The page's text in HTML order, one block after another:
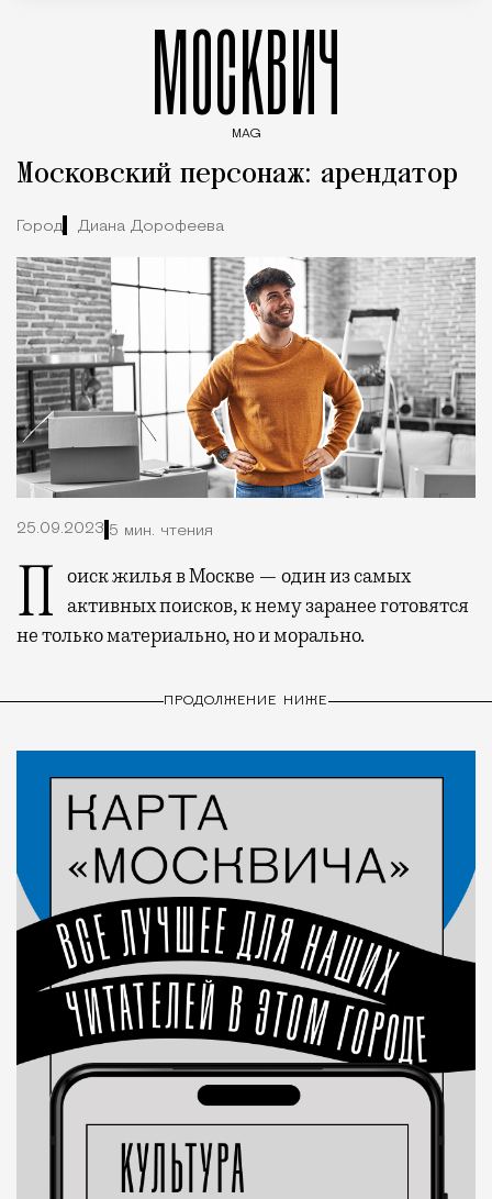
МОСКВИЧ
MAG
Московский персонаж: арендатор
Город Диана Дорофеева
25.09.2023 5 мин. чтения
Поиск жилья в Москве — один из самых активных поисков, к нему заранее готовятся
не только материально, но и морально.
ПРОДОЛЖЕНИЕ НИЖЕ